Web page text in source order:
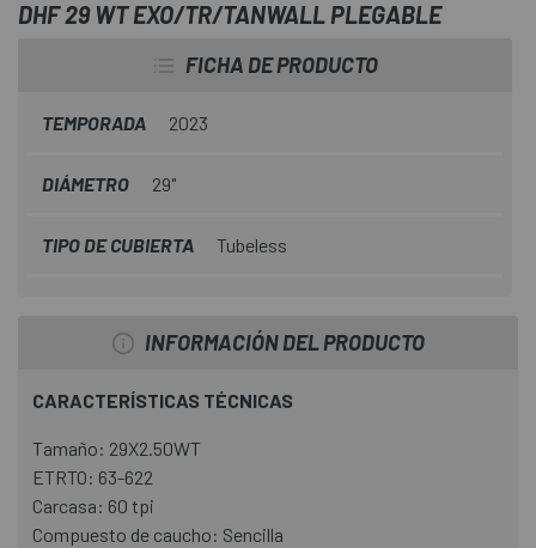
DHF 29 WT EXO/TR/TANWALL PLEGABLE
FICHA DE PRODUCTO
TEMPORADA 2023
DIÁMETRO 29"
TIPO DE CUBIERTA Tubeless
INFORMACIÓN DEL PRODUCTO
CARACTERÍSTICAS TÉCNICAS
Tamaño: 29X2.50WT
ETRTO: 63-622
Carcasa: 60 tpi
Compuesto de caucho: Sencilla